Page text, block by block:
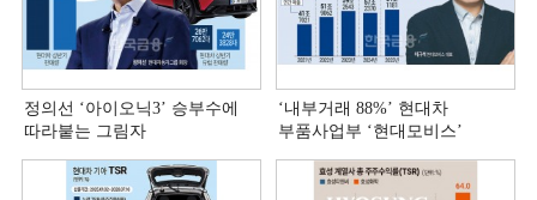
정의선 ‘아이오닉3ʼ 승부수에
따라붙는 그림자
‘내부거래 88%ʼ 현대차
부품사업부 ‘현대모비스ʼ